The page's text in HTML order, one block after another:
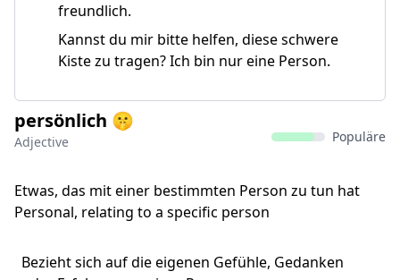
freundlich.
Kannst du mir bitte helfen, diese schwere
Kiste zu tragen? Ich bin nur eine Person.
persönlich 🤫
Adjective Populäre
Etwas, das mit einer bestimmten Person zu tun hat
Personal, relating to a specific person
Bezieht sich auf die eigenen Gefühle, Gedanken